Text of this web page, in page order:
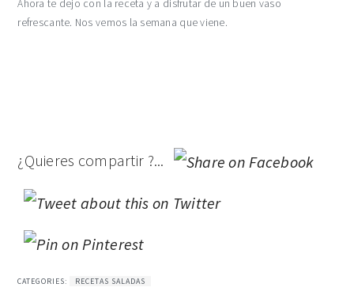
Ahora te dejo con la receta y a disfrutar de un buen vaso
refrescante. Nos vemos la semana que viene.
¿Quieres compartir ?...
CATEGORIES: RECETAS SALADAS